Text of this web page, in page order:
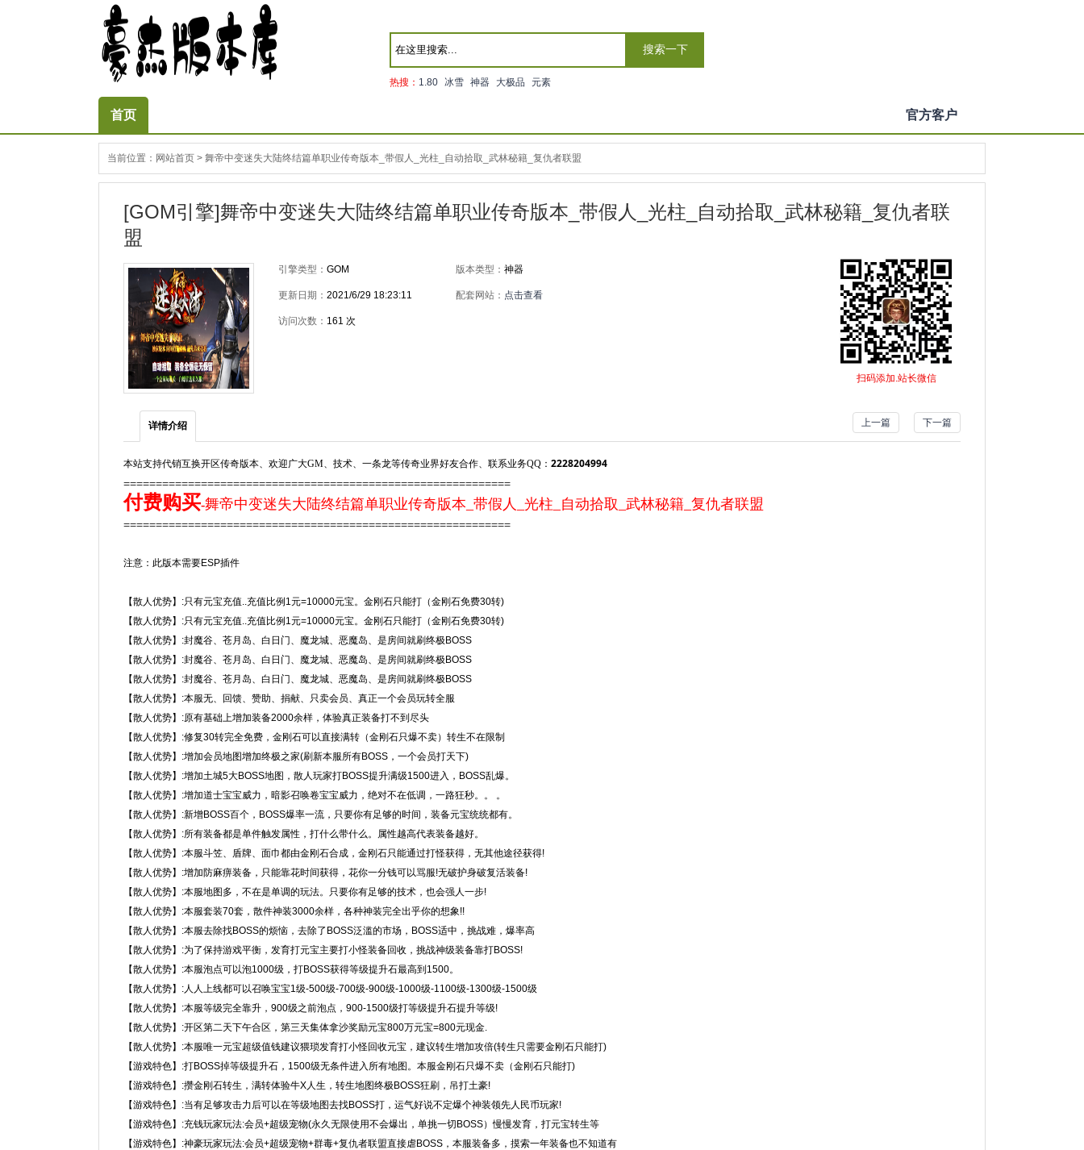
搜索一下
热搜： 1.80 冰雪 神器 大极品 元素
首页 官方客户
当前位置： 网站首页 > 舞帝中变迷失大陆终结篇单职业传奇版本_带假人_光柱_自动拾取_武林秘籍_复仇者联盟
[GOM引擎]舞帝中变迷失大陆终结篇单职业传奇版本_带假人_光柱_自动拾取_武林秘籍_复仇者联
盟
引擎类型： GOM 版本类型： 神器
更新日期： 2021/6/29 18:23:11 配套网站： 点击查看
访问次数： 161 次
扫码添加.站长微信
详情介绍 上一篇 下一篇
本站支持代销互换开区传奇版本、欢迎广大GM、技术、一条龙等传奇业界好友合作、联系业务QQ： 2228204994
============================================================
付费购买-舞帝中变迷失大陆终结篇单职业传奇版本_带假人_光柱_自动拾取_武林秘籍_复仇者联盟
============================================================
注意：此版本需要ESP插件
【散人优势】:只有元宝充值..充值比例1元=10000元宝。金刚石只能打（金刚石免费30转)
【散人优势】:只有元宝充值..充值比例1元=10000元宝。金刚石只能打（金刚石免费30转)
【散人优势】:封魔谷、苍月岛、白日门、魔龙城、恶魔岛、是房间就刷终极BOSS
【散人优势】:封魔谷、苍月岛、白日门、魔龙城、恶魔岛、是房间就刷终极BOSS
【散人优势】:封魔谷、苍月岛、白日门、魔龙城、恶魔岛、是房间就刷终极BOSS
【散人优势】:本服无、回馈、赞助、捐献、只卖会员、真正一个会员玩转全服
【散人优势】:原有基础上增加装备2000余样，体验真正装备打不到尽头
【散人优势】:修复30转完全免费，金刚石可以直接满转（金刚石只爆不卖）转生不在限制
【散人优势】:增加会员地图增加终极之家(刷新本服所有BOSS，一个会员打天下)
【散人优势】:增加土城5大BOSS地图，散人玩家打BOSS提升满级1500进入，BOSS乱爆。
【散人优势】:增加道士宝宝威力，暗影召唤卷宝宝威力，绝对不在低调，一路狂秒。。 。
【散人优势】:新增BOSS百个，BOSS爆率一流，只要你有足够的时间，装备元宝统统都有。
【散人优势】:所有装备都是单件触发属性，打什么带什么。属性越高代表装备越好。
【散人优势】:本服斗笠、盾牌、面巾都由金刚石合成，金刚石只能通过打怪获得，无其他途径获得!
【散人优势】:增加防麻痹装备，只能靠花时间获得，花你一分钱可以骂服!无破护身破复活装备!
【散人优势】:本服地图多，不在是单调的玩法。只要你有足够的技术，也会强人一步!
【散人优势】:本服套装70套，散件神装3000余样，各种神装完全出乎你的想象!!
【散人优势】:本服去除找BOSS的烦恼，去除了BOSS泛滥的市场，BOSS适中，挑战难，爆率高
【散人优势】:为了保持游戏平衡，发育打元宝主要打小怪装备回收，挑战神级装备靠打BOSS!
【散人优势】:本服泡点可以泡1000级，打BOSS获得等级提升石最高到1500。
【散人优势】:人人上线都可以召唤宝宝1级-500级-700级-900级-1000级-1100级-1300级-1500级
【散人优势】:本服等级完全靠升，900级之前泡点，900-1500级打等级提升石提升等级!
【散人优势】:开区第二天下午合区，第三天集体拿沙奖励元宝800万元宝=800元现金.
【散人优势】:本服唯一元宝超级值钱建议猥琐发育打小怪回收元宝，建议转生增加攻倍(转生只需要金刚石只能打)
【游戏特色】:打BOSS掉等级提升石，1500级无条件进入所有地图。本服金刚石只爆不卖（金刚石只能打)
【游戏特色】:攒金刚石转生，满转体验牛X人生，转生地图终极BOSS狂刷，吊打土豪!
【游戏特色】:当有足够攻击力后可以在等级地图去找BOSS打，运气好说不定爆个神装领先人民币玩家!
【游戏特色】:充钱玩家玩法:会员+超级宠物(永久无限使用不会爆出，单挑一切BOSS）慢慢发育，打元宝转生等
【游戏特色】:神豪玩家玩法:会员+超级宠物+群毒+复仇者联盟直接虐BOSS，本服装备多，摸索一年装备也不知道有